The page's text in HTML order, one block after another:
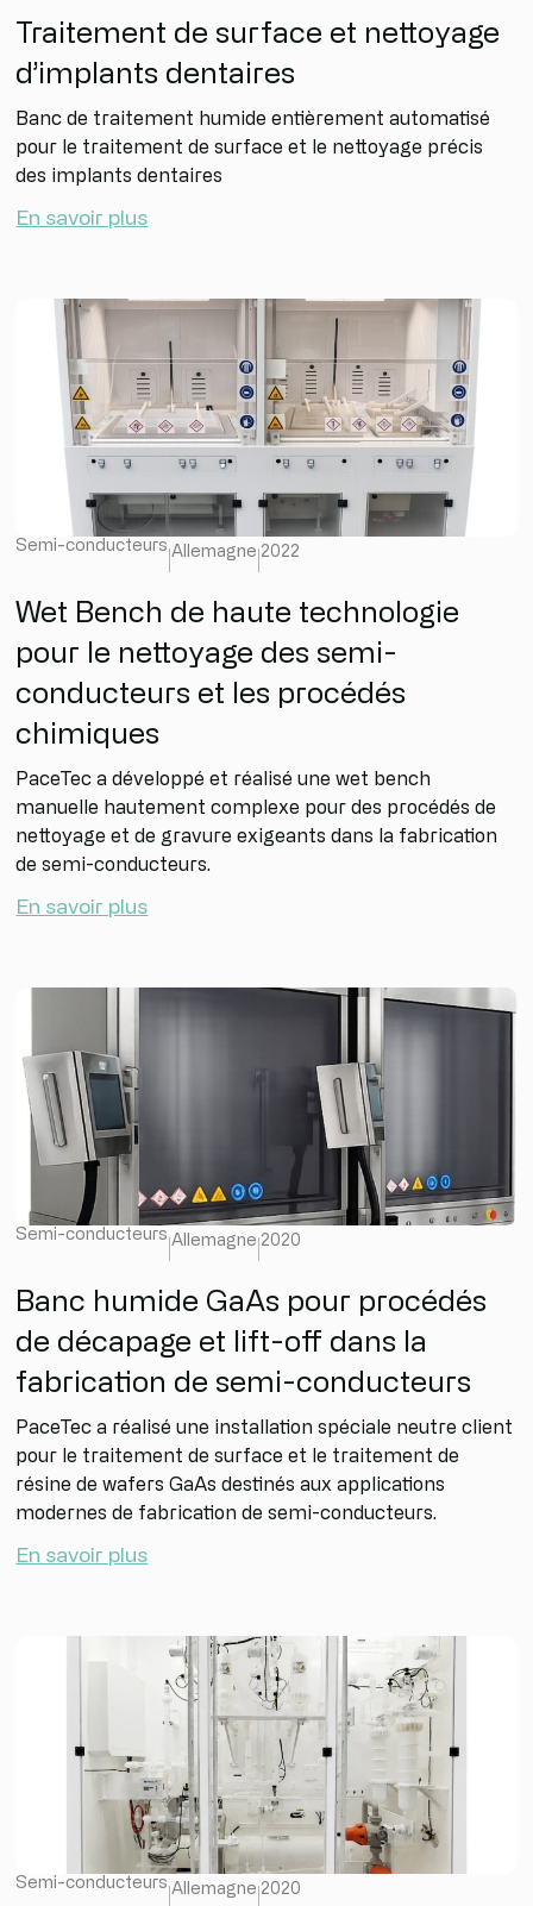
Traitement de surface et nettoyage
d’implants dentaires
Banc de traitement humide entièrement automatisé
pour le traitement de surface et le nettoyage précis
des implants dentaires
En savoir plus
Semi-conducteurs Allemagne 2022
Wet Bench de haute technologie
pour le nettoyage des semi-
conducteurs et les procédés
chimiques
PaceTec a développé et réalisé une wet bench
manuelle hautement complexe pour des procédés de
nettoyage et de gravure exigeants dans la fabrication
de semi-conducteurs.
En savoir plus
Semi-conducteurs Allemagne 2020
Banc humide GaAs pour procédés
de décapage et lift-off dans la
fabrication de semi-conducteurs
PaceTec a réalisé une installation spéciale neutre client
pour le traitement de surface et le traitement de
résine de wafers GaAs destinés aux applications
modernes de fabrication de semi-conducteurs.
En savoir plus
Semi-conducteurs Allemagne 2020